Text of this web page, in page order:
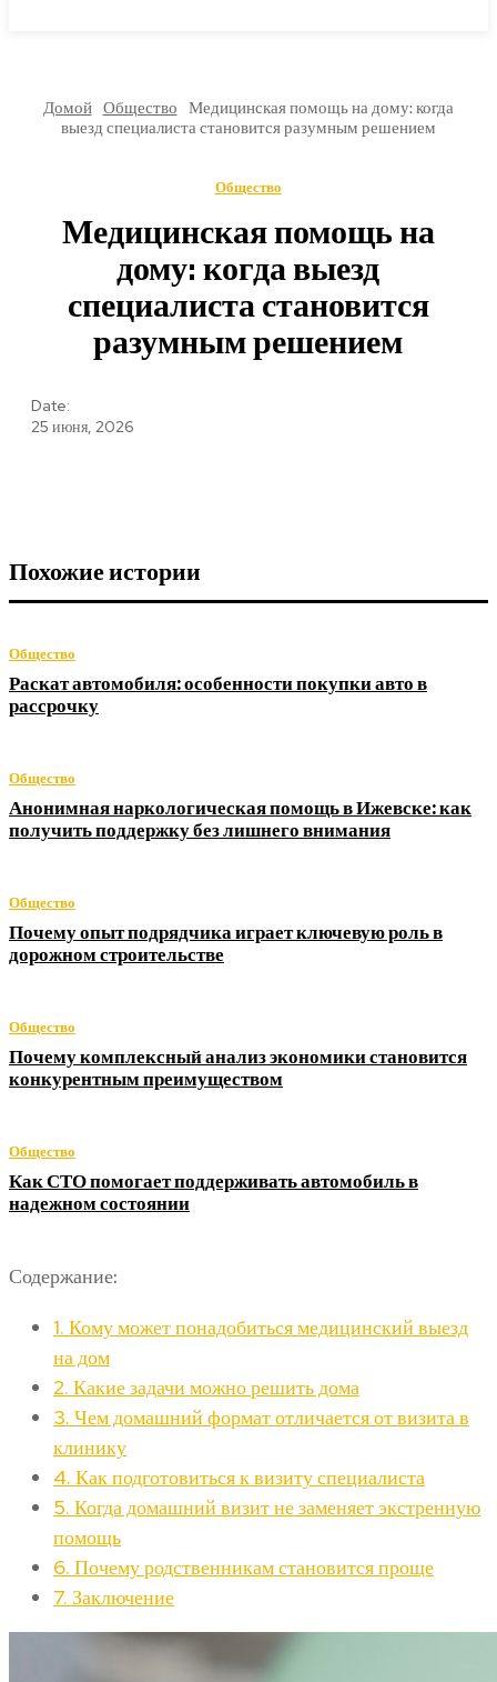
Домой Общество
Медицинская помощь на дому: когда
выезд специалиста становится разумным решением
Общество
Медицинская помощь на
дому: когда выезд
специалиста становится
разумным решением
Date:
25 июня, 2026
Похожие истории
Общество
Раскат автомобиля: особенности покупки авто в
рассрочку
Общество
Анонимная наркологическая помощь в Ижевске: как
получить поддержку без лишнего внимания
Общество
Почему опыт подрядчика играет ключевую роль в
дорожном строительстве
Общество
Почему комплексный анализ экономики становится
конкурентным преимуществом
Общество
Как СТО помогает поддерживать автомобиль в
надежном состоянии
Содержание:
1. Кому может понадобиться медицинский выезд
на дом
2. Какие задачи можно решить дома
3. Чем домашний формат отличается от визита в
клинику
4. Как подготовиться к визиту специалиста
5. Когда домашний визит не заменяет экстренную
помощь
6. Почему родственникам становится проще
7. Заключение